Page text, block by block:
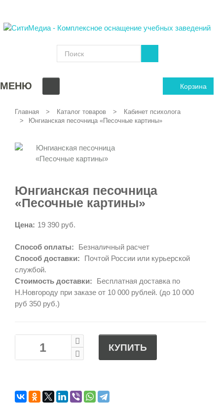
Корзина
МЕНЮ
Главная Каталог товаров
Кабинет психолога
Юнгианская песочница «Песочные картины»
Юнгианская песочница
«Песочные картины»
Цена: 19 390 руб.
Способ оплаты:
Безналичный расчет
Способ доставки:
Почтой России или курьерской
службой.
Стоимость доставки:
Бесплатная доставка по
Н.Новгороду при заказе от 10 000 рублей. (до 10 000
руб 350 руб.)
КУПИТЬ